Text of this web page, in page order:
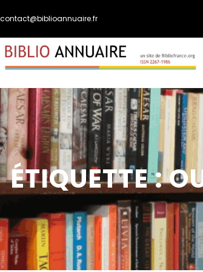
au
contenu
contact@biblioannuaire.fr
ÉTIQUETTE :